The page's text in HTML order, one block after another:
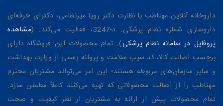
داروخانه آنلاین مهتاطب با نظارت دکتر رویا میرنظامی، دکترای حرفه‌ای
داروسازی شماره نظام پزشکی: د-3247، فعالیت می‌کند. (
مشاهده
پروفایل در سامانه نظام پزشکی). تمام محصولات این فروشگاه دارای
برچسب اصالت کالا، کد سیب سلامت و پروانه رسمی از وزارت بهداشت
و سایر سازمان‌های مربوطه هستند؛ این امر می‌تواند مشتریان محترم
مهتاطب را از اصالت محصولاتی که تهیه می‌کنند کاملاً مطمئن سازد.
تمام محصولات پیش از ارائه به مشتریان از نظر کیفیت و صحت